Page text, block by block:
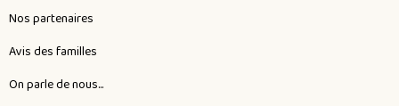
Nos partenaires
Avis des familles
On parle de nous...